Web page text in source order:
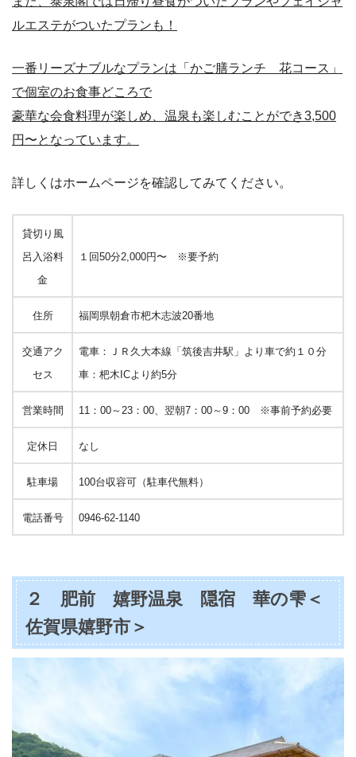
ルエステがついたプランも！
一番リーズナブルなプランは「かご膳ランチ 花コース」
で個室のお食事どころで
豪華な会食料理が楽しめ、温泉も楽しむことができ3,500
円〜となっています。
詳しくはホームページを確認してみてください。
貸切り風
呂入浴料
金
１回50分2,000円〜 ※要予約
住所 福岡県朝倉市杷木志波20番地
交通アク
セス
電車：ＪＲ久大本線「筑後吉井駅」より車で約１０分
車：杷木ICより約5分
営業時間 11：00～23：00、翌朝7：00～9：00 ※事前予約必要
定休日 なし
駐車場 100台収容可（駐車代無料）
電話番号 0946-62-1140
２ 肥前 嬉野温泉 隠宿 華の雫＜
佐賀県嬉野市＞